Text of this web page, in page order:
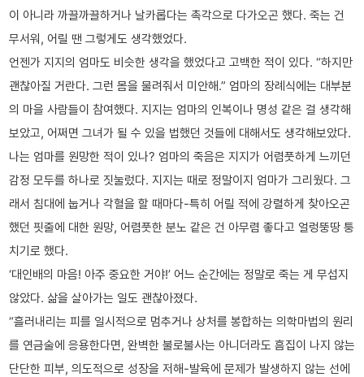
이 아니라 까끌까끌하거나 날카롭다는 촉각으로 다가오곤 했다. 죽는 건
무서워, 어릴 땐 그렇게도 생각했었다.
언젠가 지지의 엄마도 비슷한 생각을 했었다고 고백한 적이 있다. “하지만
괜찮아질 거란다. 그런 몸을 물려줘서 미안해.” 엄마의 장례식에는 대부분
의 마을 사람들이 참여했다. 지지는 엄마의 인복이나 명성 같은 걸 생각해
보았고, 어쩌면 그녀가 될 수 있을 법했던 것들에 대해서도 생각해보았다.
나는 엄마를 원망한 적이 있나? 엄마의 죽음은 지지가 어렴풋하게 느끼던
감정 모두를 하나로 짓눌렀다. 지지는 때로 정말이지 엄마가 그리웠다. 그
래서 침대에 눕거나 각혈을 할 때마다-특히 어릴 적에 강렬하게 찾아오곤
했던 핏줄에 대한 원망, 어렴풋한 분노 같은 건 아무렴 좋다고 얼렁뚱땅 퉁
치기로 했다.
‘대인배의 마음! 아주 중요한 거야!’ 어느 순간에는 정말로 죽는 게 무섭지
않았다. 삶을 살아가는 일도 괜찮아졌다.
“흘러내리는 피를 일시적으로 멈추거나 상처를 봉합하는 의학마법의 원리
를 연금술에 응용한다면, 완벽한 불로불사는 아니더라도 흠집이 나지 않는
단단한 피부, 의도적으로 성장을 저해-발육에 문제가 발생하지 않는 선에